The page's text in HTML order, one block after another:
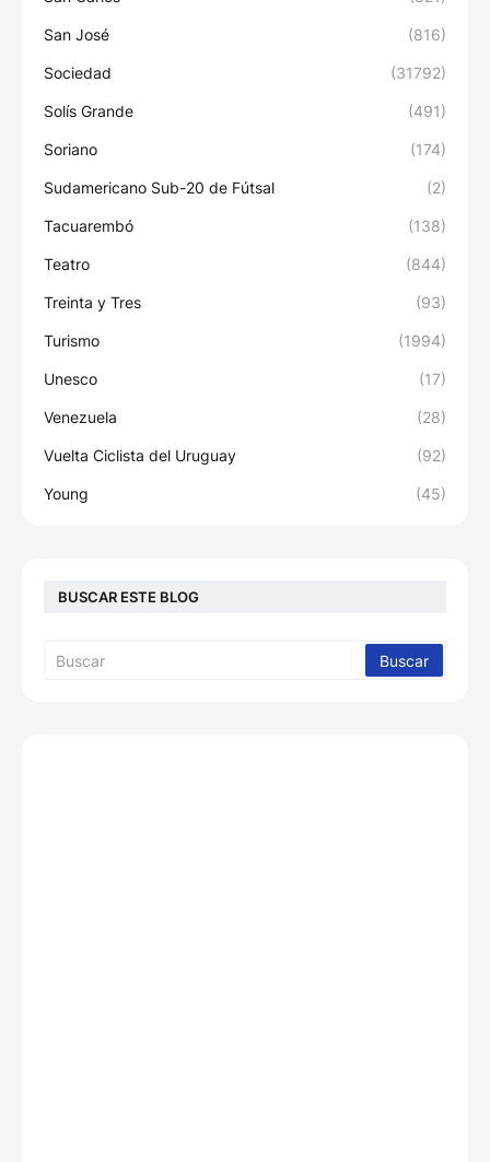
San José (816)
Sociedad (31792)
Solís Grande (491)
Soriano (174)
Sudamericano Sub-20 de Fútsal (2)
Tacuarembó (138)
Teatro (844)
Treinta y Tres (93)
Turismo (1994)
Unesco (17)
Venezuela (28)
Vuelta Ciclista del Uruguay (92)
Young (45)
BUSCAR ESTE BLOG